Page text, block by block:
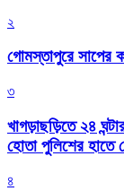
২
গোমস্তাপুরে সাপের
৩
খাগড়াছড়িতে ২৪
হোতা পুলিশের হাতে
৪